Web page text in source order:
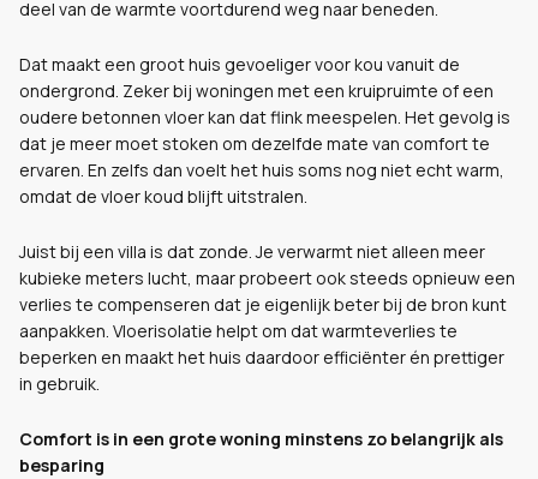
deel van de warmte voortdurend weg naar beneden.
Dat maakt een groot huis gevoeliger voor kou vanuit de
ondergrond. Zeker bij woningen met een kruipruimte of een
oudere betonnen vloer kan dat flink meespelen. Het gevolg is
dat je meer moet stoken om dezelfde mate van comfort te
ervaren. En zelfs dan voelt het huis soms nog niet echt warm,
omdat de vloer koud blijft uitstralen.
Juist bij een villa is dat zonde. Je verwarmt niet alleen meer
kubieke meters lucht, maar probeert ook steeds opnieuw een
verlies te compenseren dat je eigenlijk beter bij de bron kunt
aanpakken. Vloerisolatie helpt om dat warmteverlies te
beperken en maakt het huis daardoor efficiënter én prettiger
in gebruik.
Comfort is in een grote woning minstens zo belangrijk als
besparing